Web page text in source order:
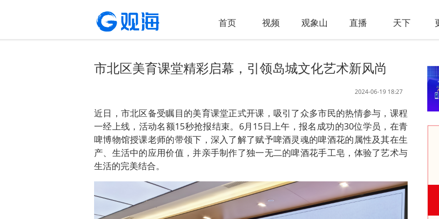
首页 视频 观象山 直播 天下
市北区美育课堂精彩启幕，引领岛城文化艺术新风尚
2024-06-19 18:27
近日，市北区备受瞩目的美育课堂正式开课，吸引了众多市民的热情参与，课程
一经上线，活动名额15秒抢报结束。6月15日上午，报名成功的30位学员，在青
啤博物馆授课老师的带领下，深入了解了赋予啤酒灵魂的啤酒花的属性及其在生
产、生活中的应用价值，并亲手制作了独一无二的啤酒花手工皂，体验了艺术与
生活的完美结合。